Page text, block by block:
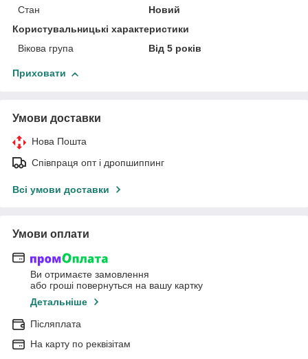
Стан
Новий
Користувальницькі характеристики
Вікова група
Від 5 років
Приховати
Умови доставки
Нова Пошта
Співпраця опт і дропшиппинг
Всі умови доставки
Умови оплати
Ви отримаєте замовлення
або гроші повернуться на вашу картку
Детальніше
Післяплата
На карту по реквізітам